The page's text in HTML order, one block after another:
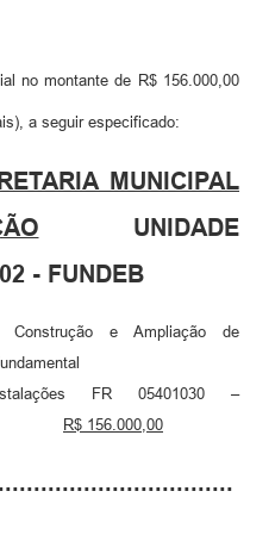
no montante de R$ 156.000,00
a seguir especificado:
MUNICIPAL
UNIDADE
- FUNDEB
- Construção e Ampliação de
FR 05401030 –
R$ 156.000,00